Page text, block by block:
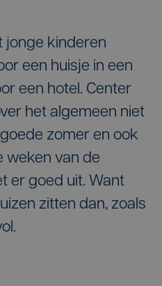
jonge kinderen
een huisje in een
een hotel. Center
het algemeen niet
zomer en ook
weken van de
er goed uit. Want
zitten dan, zoals